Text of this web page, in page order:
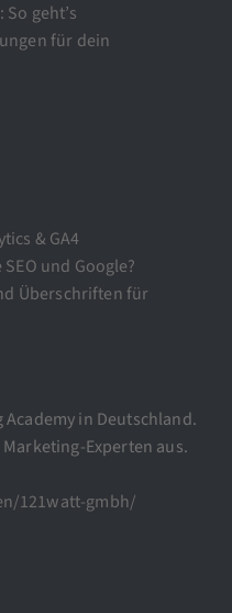
geht’s
für dein
& GA4
und Google?
Überschriften für
in Deutschland.
Experten aus.
121watt-gmbh/